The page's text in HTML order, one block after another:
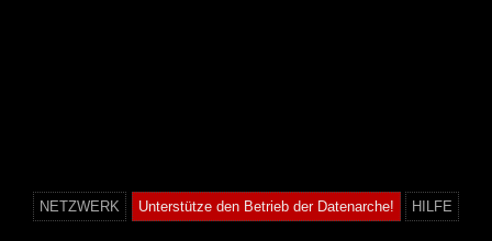
NETZWERK Unterstütze den Betrieb der Datenarche! HILFE